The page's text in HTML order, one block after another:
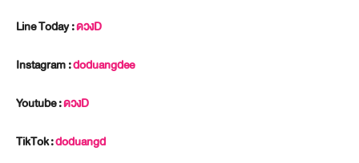
Line Today :ดวงD
Instagram :doduangdee
Youtube :ดวงD
TikTok:doduangd